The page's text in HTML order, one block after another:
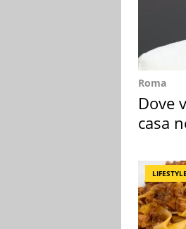
Roma
Dove
casa
LIFESTYLE